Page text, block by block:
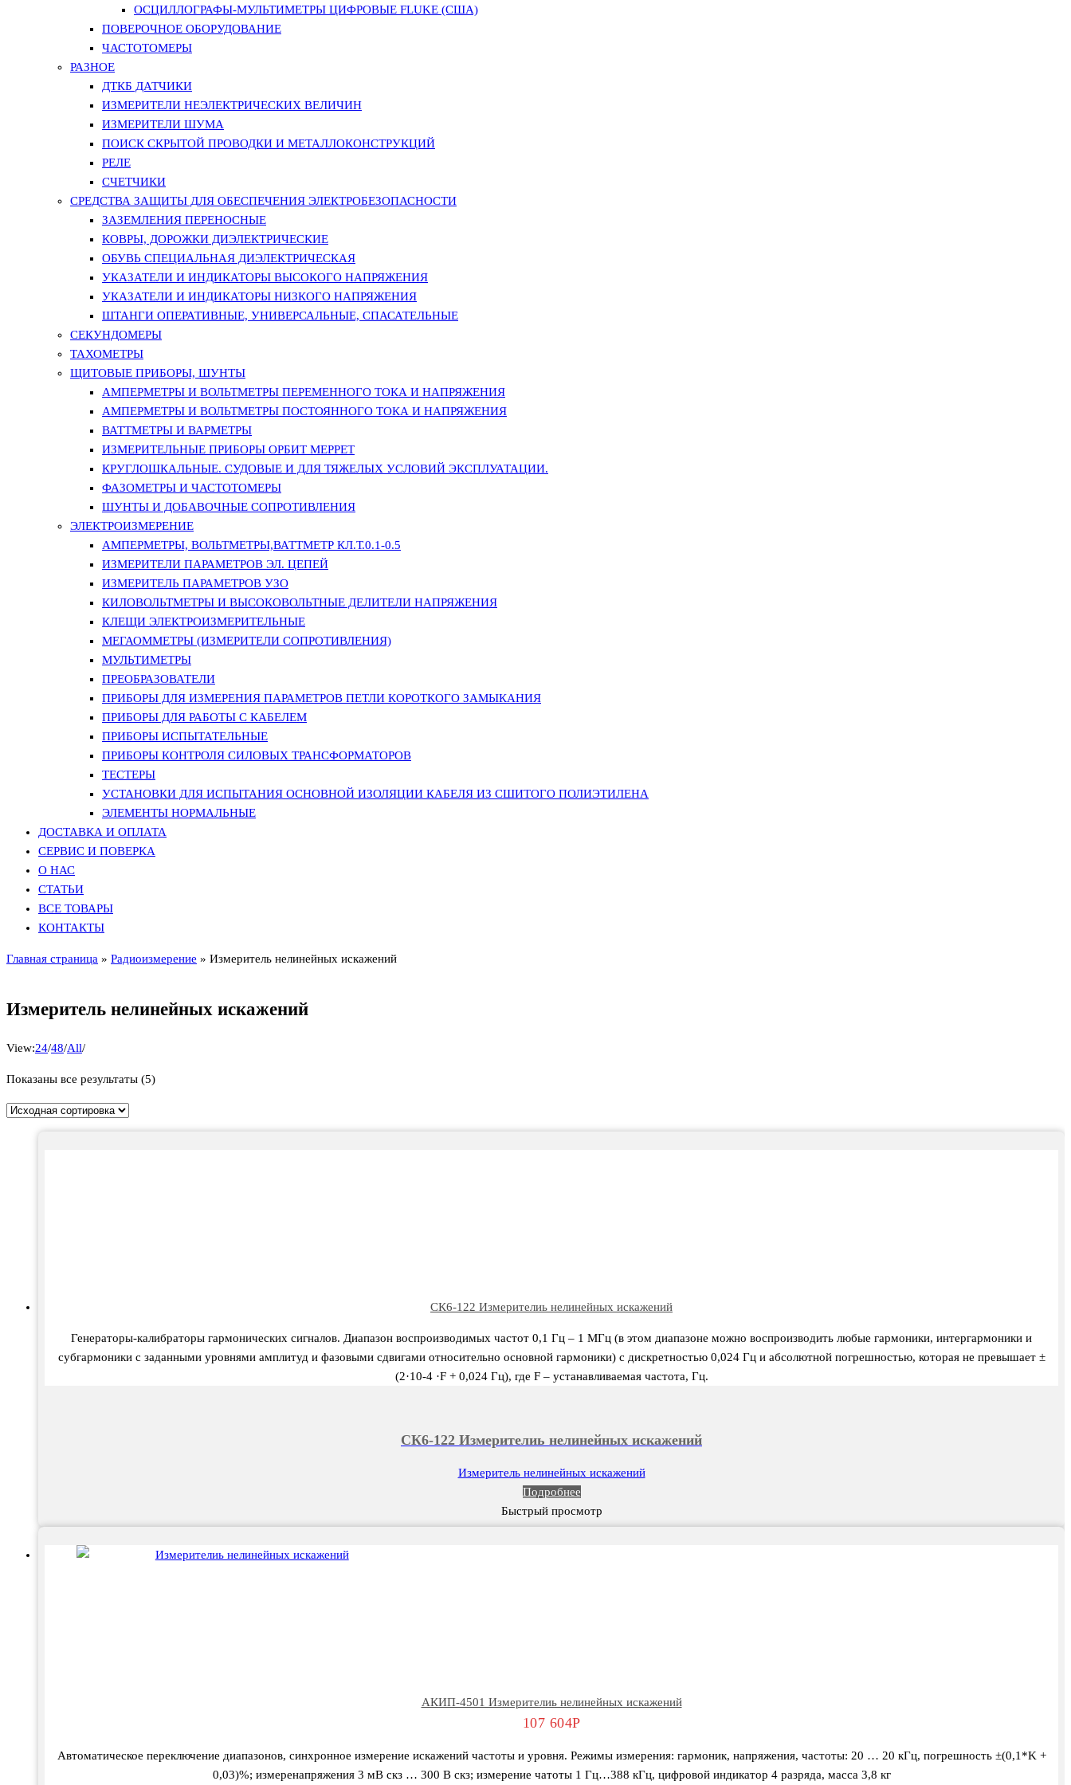
ОСЦИЛЛОГРАФЫ-МУЛЬТИМЕТРЫ ЦИФРОВЫЕ FLUKE (США)
ПОВЕРОЧНОЕ ОБОРУДОВАНИЕ
ЧАСТОТОМЕРЫ
РАЗНОЕ
ДТКБ ДАТЧИКИ
ИЗМЕРИТЕЛИ НЕЭЛЕКТРИЧЕСКИХ ВЕЛИЧИН
ИЗМЕРИТЕЛИ ШУМА
ПОИСК СКРЫТОЙ ПРОВОДКИ И МЕТАЛЛОКОНСТРУКЦИЙ
РЕЛЕ
СЧЕТЧИКИ
СРЕДСТВА ЗАЩИТЫ ДЛЯ ОБЕСПЕЧЕНИЯ ЭЛЕКТРОБЕЗОПАСНОСТИ
ЗАЗЕМЛЕНИЯ ПЕРЕНОСНЫЕ
КОВРЫ, ДОРОЖКИ ДИЭЛЕКТРИЧЕСКИЕ
ОБУВЬ СПЕЦИАЛЬНАЯ ДИЭЛЕКТРИЧЕСКАЯ
УКАЗАТЕЛИ И ИНДИКАТОРЫ ВЫСОКОГО НАПРЯЖЕНИЯ
УКАЗАТЕЛИ И ИНДИКАТОРЫ НИЗКОГО НАПРЯЖЕНИЯ
ШТАНГИ ОПЕРАТИВНЫЕ, УНИВЕРСАЛЬНЫЕ, СПАСАТЕЛЬНЫЕ
СЕКУНДОМЕРЫ
ТАХОМЕТРЫ
ЩИТОВЫЕ ПРИБОРЫ, ШУНТЫ
АМПЕРМЕТРЫ И ВОЛЬТМЕТРЫ ПЕРЕМЕННОГО ТОКА И НАПРЯЖЕНИЯ
АМПЕРМЕТРЫ И ВОЛЬТМЕТРЫ ПОСТОЯННОГО ТОКА И НАПРЯЖЕНИЯ
ВАТТМЕТРЫ И ВАРМЕТРЫ
ИЗМЕРИТЕЛЬНЫЕ ПРИБОРЫ ОРБИТ МЕРРЕТ
КРУГЛОШКАЛЬНЫЕ. СУДОВЫЕ И ДЛЯ ТЯЖЕЛЫХ УСЛОВИЙ ЭКСПЛУАТАЦИИ.
ФАЗОМЕТРЫ И ЧАСТОТОМЕРЫ
ШУНТЫ И ДОБАВОЧНЫЕ СОПРОТИВЛЕНИЯ
ЭЛЕКТРОИЗМЕРЕНИЕ
АМПЕРМЕТРЫ, ВОЛЬТМЕТРЫ,ВАТТМЕТР КЛ.Т.0.1-0.5
ИЗМЕРИТЕЛИ ПАРАМЕТРОВ ЭЛ. ЦЕПЕЙ
ИЗМЕРИТЕЛЬ ПАРАМЕТРОВ УЗО
КИЛОВОЛЬТМЕТРЫ И ВЫСОКОВОЛЬТНЫЕ ДЕЛИТЕЛИ НАПРЯЖЕНИЯ
КЛЕЩИ ЭЛЕКТРОИЗМЕРИТЕЛЬНЫЕ
МЕГАОММЕТРЫ (ИЗМЕРИТЕЛИ СОПРОТИВЛЕНИЯ)
МУЛЬТИМЕТРЫ
ПРЕОБРАЗОВАТЕЛИ
ПРИБОРЫ ДЛЯ ИЗМЕРЕНИЯ ПАРАМЕТРОВ ПЕТЛИ КОРОТКОГО ЗАМЫКАНИЯ
ПРИБОРЫ ДЛЯ РАБОТЫ С КАБЕЛЕМ
ПРИБОРЫ ИСПЫТАТЕЛЬНЫЕ
ПРИБОРЫ КОНТРОЛЯ СИЛОВЫХ ТРАНСФОРМАТОРОВ
ТЕСТЕРЫ
УСТАНОВКИ ДЛЯ ИСПЫТАНИЯ ОСНОВНОЙ ИЗОЛЯЦИИ КАБЕЛЯ ИЗ СШИТОГО ПОЛИЭТИЛЕНА
ЭЛЕМЕНТЫ НОРМАЛЬНЫЕ
ДОСТАВКА И ОПЛАТА
СЕРВИС И ПОВЕРКА
О НАС
СТАТЬИ
ВСЕ ТОВАРЫ
КОНТАКТЫ
Главная страница » Радиоизмерение » Измеритель нелинейных искажений
Измеритель нелинейных искажений
View:24/48/All/
Показаны все результаты (5)
CК6-122 Измерителиь нелинейных искажений
Генераторы-калибраторы гармонических сигналов. Диапазон воспроизводимых частот 0,1 Гц – 1 МГц (в этом диапазоне можно воспроизводить любые гармоники, интергармоники и
субгармоники с заданными уровнями амплитуд и фазовыми сдвигами относительно основной гармоники) с дискретностью 0,024 Гц и абсолютной погрешностью, которая не превышает ±
(2·10-4 ·F + 0,024 Гц), где F – устанавливаемая частота, Гц.
CК6-122 Измерителиь нелинейных искажений
Измеритель нелинейных искажений
Подробнее
Быстрый просмотр
АКИП-4501 Измерителиь нелинейных искажений
107 604Р
Автоматическое переключение диапазонов, синхронное измерение искажений частоты и уровня. Режимы измерения: гармоник, напряжения, частоты: 20 … 20 кГц, погрешность ±(0,1*K +
0,03)%; измеренапряжения 3 мВ скз … 300 В скз; измерение чатоты 1 Гц…388 кГц, цифровой индикатор 4 разряда, масса 3,8 кг